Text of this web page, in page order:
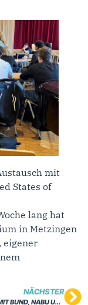
mit
States of
lang hat
in Metzingen
eigener
NÄCHSTER
DISKUSSION MIT BUND, NABU UND LNV